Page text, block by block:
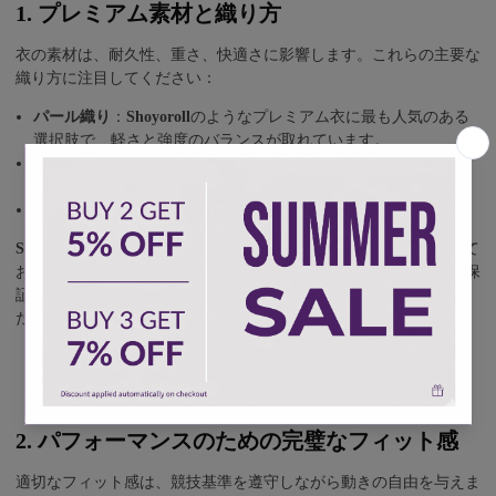
1. プレミアム素材と織り方
衣の素材は、耐久性、重さ、快適さに影響します。これらの主要な
織り方に注目してください：
パール織り ： Shoyorollのようなプレミアム衣に最も人気のある
選択肢で、軽さと強度のバランスが取れています。
ダブル織り：重くて丈夫ですが、通気性は劣ります。
Shoyoroll GIsは、高品位のパール織りコットンを使用して作られて
おり、トレーニングと競技の両方で比類のない耐久性と快適さを保
証します。
Shoyoroll Giコレクションをご覧く
ださい。
2. パフォーマンスのための完璧なフィット感
適切なフィット感は、競技基準を遵守しながら動きの自由を与えま